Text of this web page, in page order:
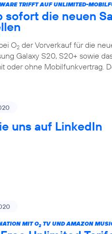
TRIFFT AUF UNLIMITED-
sofort die neuen
O2 der Vorverkauf für die
Galaxy S20, S20+ sowie
oder ohne Mobilfunkvertrag.
uns auf LinkedIn
MIT O2 TV UND AMAZON